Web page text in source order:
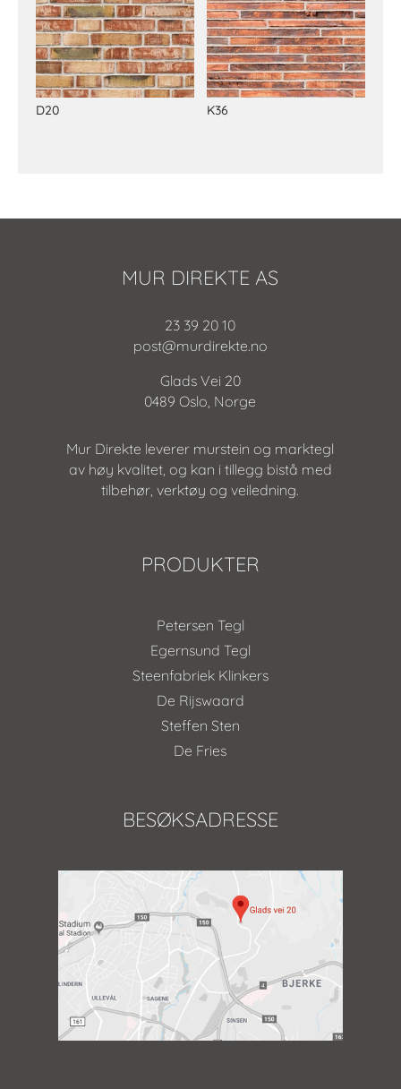
D20 K36
MUR DIREKTE AS
23 39 20 10
post@murdirekte.no
Glads Vei 20
0489 Oslo, Norge
Mur Direkte leverer murstein og marktegl
av høy kvalitet, og kan i tillegg bistå med
tilbehør, verktøy og veiledning.
PRODUKTER
Petersen Tegl
Egernsund Tegl
Steenfabriek Klinkers
De Rijswaard
Steffen Sten
De Fries
BESØKSADRESSE